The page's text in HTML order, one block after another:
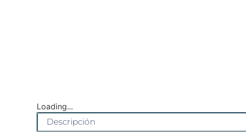
Loading...
Descripción